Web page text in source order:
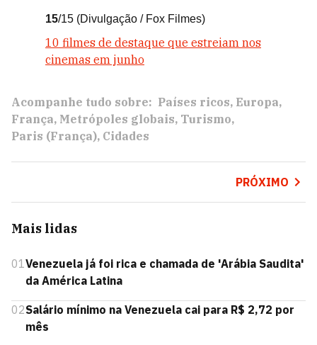
15/15 (Divulgação / Fox Filmes)
10 filmes de destaque que estreiam nos
cinemas em junho
Acompanhe tudo sobre: Países ricos Europa
França Metrópoles globais Turismo
Paris (França) Cidades
PRÓXIMO
Mais lidas
01Venezuela já foi rica e chamada de 'Arábia Saudita'
da América Latina
02Salário mínimo na Venezuela cai para R$ 2,72 por
mês